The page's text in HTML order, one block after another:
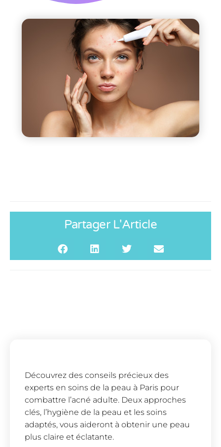
Partager L'Article
Découvrez des conseils précieux des
experts en soins de la peau à Paris pour
combattre l’acné adulte. Deux approches
clés, l’hygiène de la peau et les soins
adaptés, vous aideront à obtenir une peau
plus claire et éclatante.